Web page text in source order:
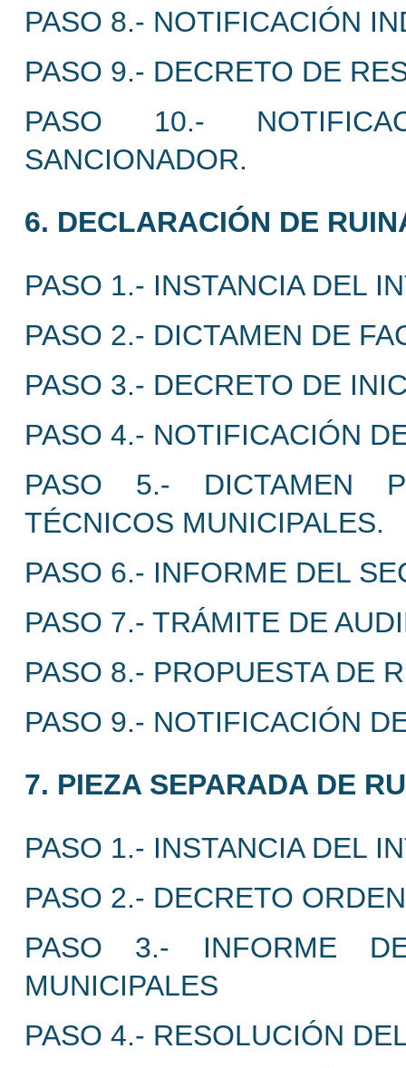
PASO 8.- NOTIFICACIÓN
PASO 9.- DECRETO DE
PASO 10.-
SANCIONADOR.
6. DECLARACIÓN DE
PASO 1.- INSTANCIA DEL
PASO 2.- DICTAMEN DE
PASO 3.- DECRETO DE
PASO 4.- NOTIFICACIÓN
PASO 5.- DICTAMEN
TÉCNICOS MUNICIPALES.
PASO 6.- INFORME DEL
PASO 7.- TRÁMITE DE
PASO 8.- PROPUESTA DE
PASO 9.- NOTIFICACIÓN
7. PIEZA SEPARADA DE
PASO 1.- INSTANCIA DEL
PASO 2.- DECRETO
PASO 3.- INFORME
MUNICIPALES
PASO 4.- RESOLUCIÓN